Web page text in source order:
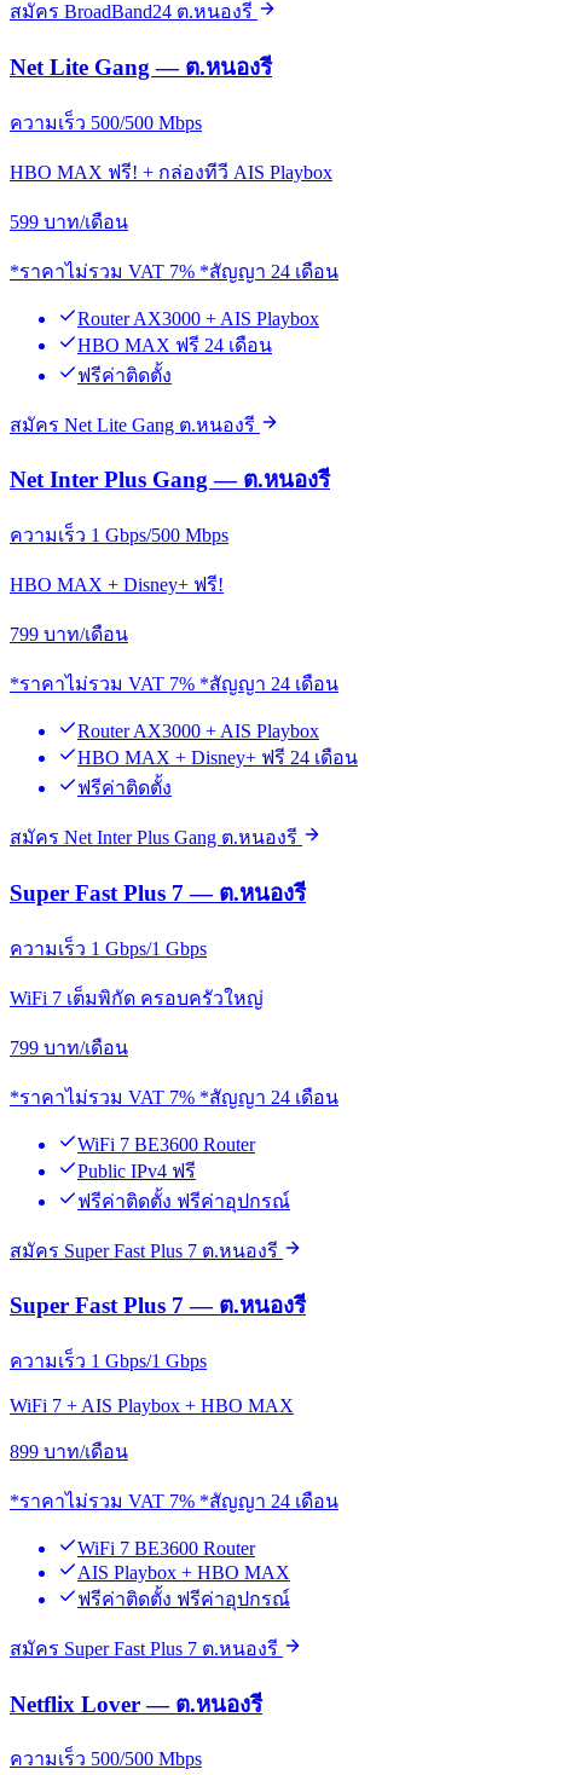
สมัคร BroadBand24 ต.หนองรี
Net Lite Gang — ต.หนองรี
ความเร็ว 500/500 Mbps
HBO MAX ฟรี! + กล่องทีวี AIS Playbox
599 บาท/เดือน
*ราคาไม่รวม VAT 7% *สัญญา 24 เดือน
Router AX3000 + AIS Playbox
HBO MAX ฟรี 24 เดือน
ฟรีค่าติดตั้ง
สมัคร Net Lite Gang ต.หนองรี
Net Inter Plus Gang — ต.หนองรี
ความเร็ว 1 Gbps/500 Mbps
HBO MAX + Disney+ ฟรี!
799 บาท/เดือน
*ราคาไม่รวม VAT 7% *สัญญา 24 เดือน
Router AX3000 + AIS Playbox
HBO MAX + Disney+ ฟรี 24 เดือน
ฟรีค่าติดตั้ง
สมัคร Net Inter Plus Gang ต.หนองรี
Super Fast Plus 7 — ต.หนองรี
ความเร็ว 1 Gbps/1 Gbps
WiFi 7 เต็มพิกัด ครอบครัวใหญ่
799 บาท/เดือน
*ราคาไม่รวม VAT 7% *สัญญา 24 เดือน
WiFi 7 BE3600 Router
Public IPv4 ฟรี
ฟรีค่าติดตั้ง ฟรีค่าอุปกรณ์
สมัคร Super Fast Plus 7 ต.หนองรี
Super Fast Plus 7 — ต.หนองรี
ความเร็ว 1 Gbps/1 Gbps
WiFi 7 + AIS Playbox + HBO MAX
899 บาท/เดือน
*ราคาไม่รวม VAT 7% *สัญญา 24 เดือน
WiFi 7 BE3600 Router
AIS Playbox + HBO MAX
ฟรีค่าติดตั้ง ฟรีค่าอุปกรณ์
สมัคร Super Fast Plus 7 ต.หนองรี
Netflix Lover — ต.หนองรี
ความเร็ว 500/500 Mbps